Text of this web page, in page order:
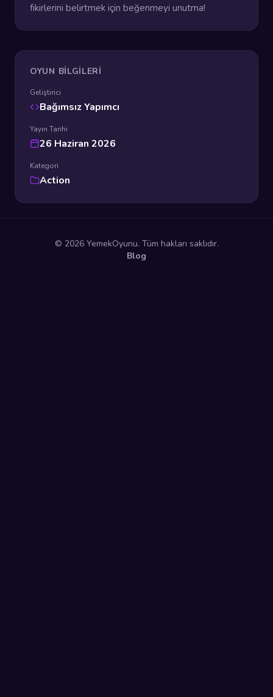
fikirlerini belirtmek için beğenmeyi unutma!
OYUN BILGILERI
Geliştirici
Bağımsız Yapımcı
Yayın Tarihi
26 Haziran 2026
Kategori
Action
© 2026 YemekOyunu. Tüm hakları saklıdır.
Blog